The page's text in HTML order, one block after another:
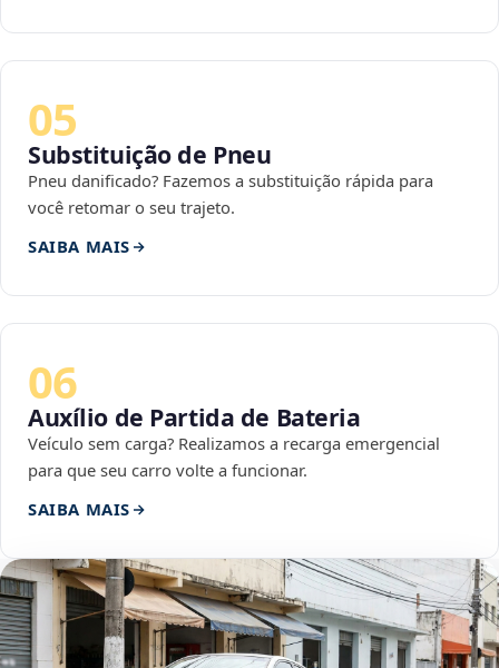
05
Substituição de Pneu
Pneu danificado? Fazemos a substituição rápida para
você retomar o seu trajeto.
SAIBA MAIS
06
Auxílio de Partida de Bateria
Veículo sem carga? Realizamos a recarga emergencial
para que seu carro volte a funcionar.
SAIBA MAIS